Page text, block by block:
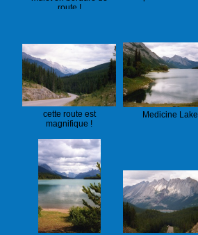
route !
cette route est
magnifique !
Medicine Lake